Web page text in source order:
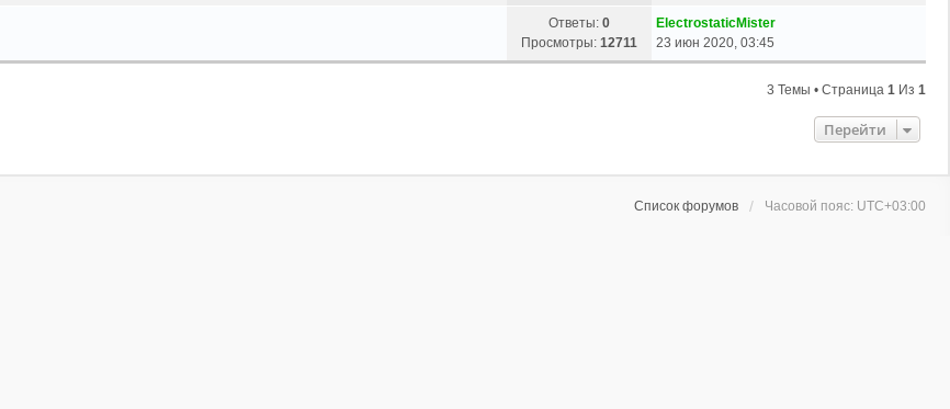
Ответы: 0
Просмотры: 12711
ElectrostaticMister
23 июн 2020, 03:45
3 Темы • Страница 1 Из 1
Перейти
Список форумов Часовой пояс: UTC+03:00